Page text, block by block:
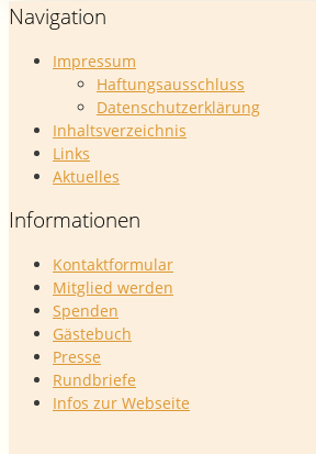
Navigation
Impressum
Haftungsausschluss
Datenschutzerklärung
Inhaltsverzeichnis
Links
Aktuelles
Informationen
Kontaktformular
Mitglied werden
Spenden
Gästebuch
Presse
Rundbriefe
Infos zur Webseite